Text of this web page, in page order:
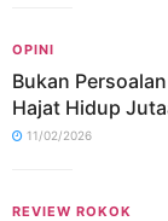
OPINI
Bukan
Hajat Hidup
11/02/2026
REVIEW ROKOK